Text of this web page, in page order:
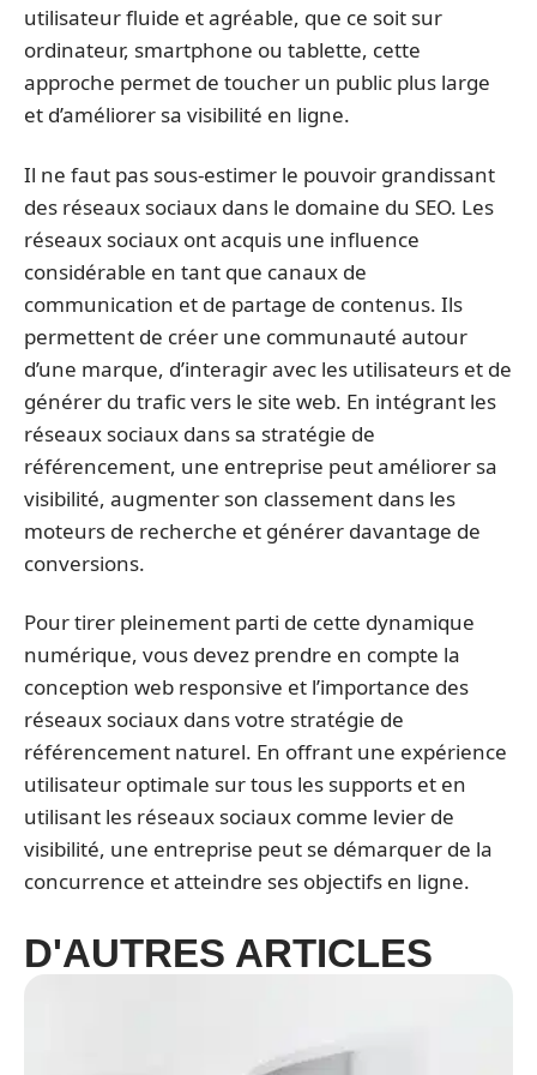
utilisateur fluide et agréable, que ce soit sur
ordinateur, smartphone ou tablette, cette
approche permet de toucher un public plus large
et d’améliorer sa visibilité en ligne.
Il ne faut pas sous-estimer le pouvoir grandissant
des réseaux sociaux dans le domaine du SEO. Les
réseaux sociaux ont acquis une influence
considérable en tant que canaux de
communication et de partage de contenus. Ils
permettent de créer une communauté autour
d’une marque, d’interagir avec les utilisateurs et de
générer du trafic vers le site web. En intégrant les
réseaux sociaux dans sa stratégie de
référencement, une entreprise peut améliorer sa
visibilité, augmenter son classement dans les
moteurs de recherche et générer davantage de
conversions.
Pour tirer pleinement parti de cette dynamique
numérique, vous devez prendre en compte la
conception web responsive et l’importance des
réseaux sociaux dans votre stratégie de
référencement naturel. En offrant une expérience
utilisateur optimale sur tous les supports et en
utilisant les réseaux sociaux comme levier de
visibilité, une entreprise peut se démarquer de la
concurrence et atteindre ses objectifs en ligne.
D'AUTRES ARTICLES